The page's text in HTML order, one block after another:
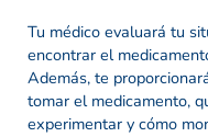
Tu médico evaluará tu
encontrar el
Además, te
tomar el medicamento,
experimentar y cómo